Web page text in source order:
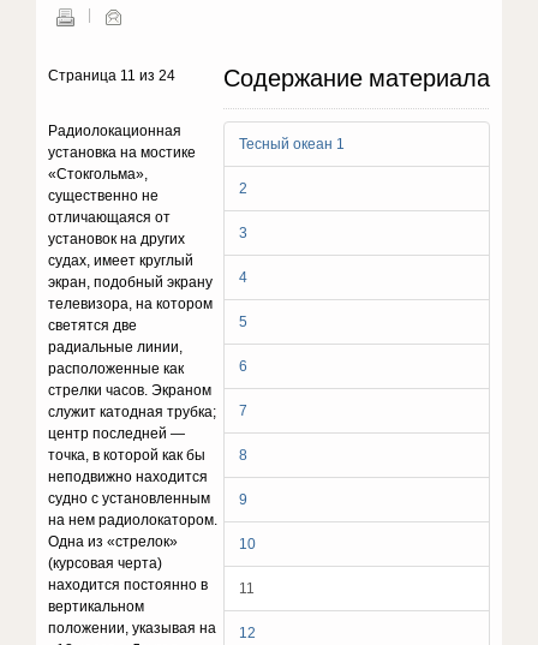
Содержание материала
Тесный океан 1
2
3
4
5
6
7
8
9
10
11
12
Страница 11 из 24
Радиолокационная
установка на мостике
«Стокгольма»,
существенно не
отличающаяся от
установок на других
судах, имеет круглый
экран, подобный экрану
телевизора, на котором
светятся две
радиальные линии,
расположенные как
стрелки часов. Экраном
служит катодная трубка;
центр последней —
точка, в которой как бы
неподвижно находится
судно с установленным
на нем радиолокатором.
Одна из «стрелок»
(курсовая черта)
находится постоянно в
вертикальном
положении, указывая на